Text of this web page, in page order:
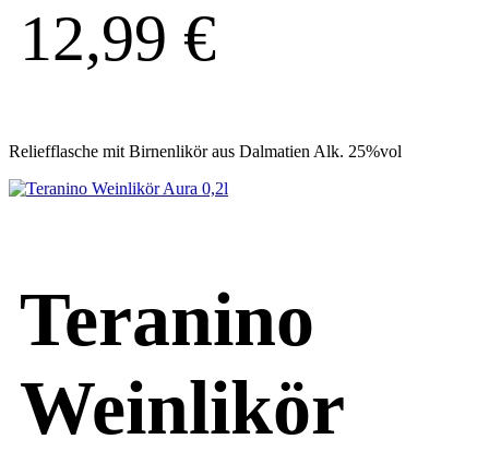
12,99 €
Reliefflasche mit Birnenlikör aus Dalmatien Alk. 25%vol
Teranino
Weinlikör